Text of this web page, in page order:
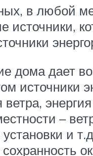
в любой
дома дает
источники
ветра,
–
и